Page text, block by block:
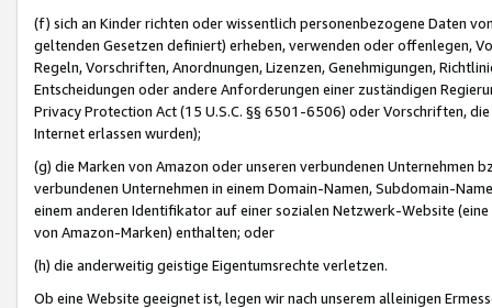
(f) sich an Kinder richten oder wissentlich personenbezogene Daten
geltenden Gesetzen definiert) erheben, verwenden oder offenlegen,
Regeln, Vorschriften, Anordnungen, Lizenzen, Genehmigungen,
Entscheidungen oder andere Anforderungen einer zuständigen
Privacy Protection Act (15 U.S.C. §§ 6501-6506) oder Vorschriften,
Internet erlassen wurden);
(g) die Marken von Amazon oder unseren verbundenen Unternehmen
verbundenen Unternehmen in einem Domain-Namen, Subdomain-
einem anderen Identifikator auf einer sozialen Netzwerk-Website
von Amazon-Marken) enthalten; oder
(h) die anderweitig geistige Eigentumsrechte verletzen.
Ob eine Website geeignet ist, legen wir nach unserem alleinigen